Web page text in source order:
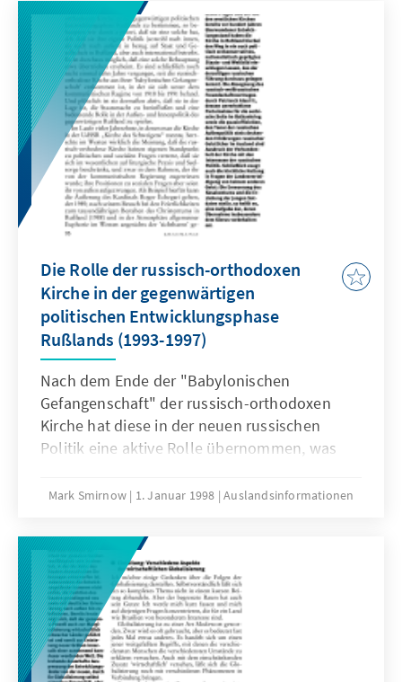
Die Rolle der russisch-orthodoxen
Kirche in der gegenwärtigen
politischen Entwicklungsphase
Rußlands (1993-1997)
Nach dem Ende der "Babylonischen
Gefangenschaft" der russisch-orthodoxen
Kirche hat diese in der neuen russischen
Politik eine aktive Rolle übernommen, was
Taufe Rußlands demonstrierten neuen
Mark Smirnow 1. Januar 1998 Auslandsinformationen